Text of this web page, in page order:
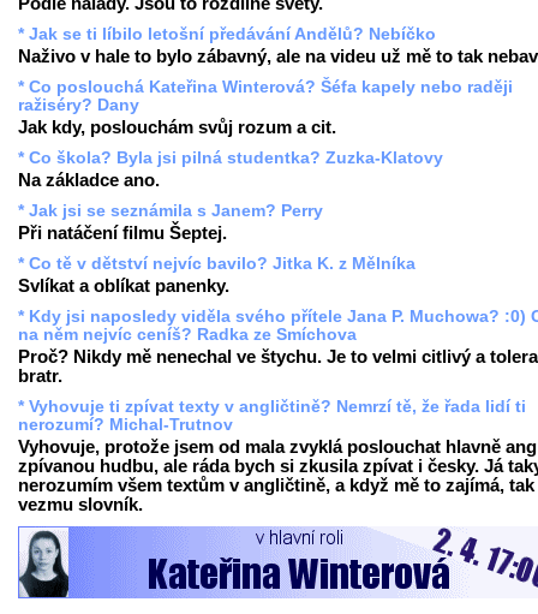
Podle nálady. Jsou to rozdílné světy.
* Jak se ti líbilo letošní předávání Andělů? Nebíčko
Naživo v hale to bylo zábavný, ale na videu už mě to tak
* Co poslouchá Kateřina Winterová? Šéfa kapely nebo raději
ražiséry? Dany
Jak kdy, poslouchám svůj rozum a cit.
* Co škola? Byla jsi pilná studentka? Zuzka-Klatovy
Na základce ano.
* Jak jsi se seznámila s Janem? Perry
Při natáčení filmu Šeptej.
* Co tě v dětství nejvíc bavilo? Jitka K. z Mělníka
Svlíkat a oblíkat panenky.
* Kdy jsi naposledy viděla svého přítele Jana P. Muchowa? :0)
na něm nejvíc ceníš? Radka ze Smíchova
Proč? Nikdy mě nenechal ve štychu. Je to velmi citlivý a
bratr.
* Vyhovuje ti zpívat texty v angličtině? Nemrzí tě, že řada lidí ti
nerozumí? Michal-Trutnov
Vyhovuje, protože jsem od mala zvyklá poslouchat hlavně
zpívanou hudbu, ale ráda bych si zkusila zpívat i česky. Já
nerozumím všem textům v angličtině, a když mě to zajímá, tak
vezmu slovník.